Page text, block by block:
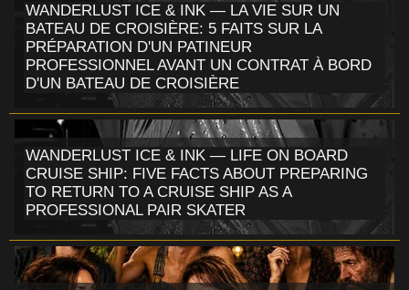
WANDERLUST ICE & INK — LA VIE SUR UN
BATEAU DE CROISIÈRE: 5 FAITS SUR LA
PRÉPARATION D'UN PATINEUR
PROFESSIONNEL AVANT UN CONTRAT À BORD
D'UN BATEAU DE CROISIÈRE
WANDERLUST ICE & INK — LIFE ON BOARD
CRUISE SHIP: FIVE FACTS ABOUT PREPARING
TO RETURN TO A CRUISE SHIP AS A
PROFESSIONAL PAIR SKATER